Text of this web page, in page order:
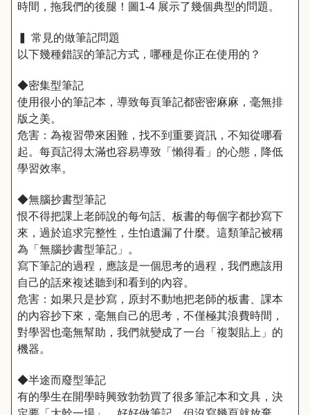
時間，拖我們的後腿！圖1-4 展示了幾個典型的問題。
▍ 常見的做筆記問題
以下幾種錯誤的筆記方式，哪種是你正在使用的？
◆密集型筆記
使用很小的筆記本，導致每頁筆記都密密麻麻，毫無排
版之美。
危害：為複習帶來困難，找不到重要資訊，不知從哪看
起。每頁記得太滿也容易導致「懶得看」的心態，降低
學習效率。
◆無腦抄書型筆記
恨不得把課上老師說的每句話、板書的每個字都抄寫下
來，過於追求完整性，生怕遺漏了什麼。這類筆記被稱
為「無腦抄書型筆記」。
寫下筆記的過程，應該是一個思考的過程，我們應該用
自己的話來複述聽到和看到的內容。
危害：如果只是抄寫，原封不動地把老師的板書、課本
的內容抄下來，毫無自己的思考，不僅極其浪費時間，
對學習也毫無幫助，我們就變成了一台「複製貼上」的
機器。
◆半途而廢型筆記
有的學生在開學時興致勃勃買了很多筆記本和文具，決